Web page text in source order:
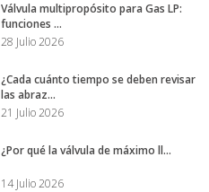
Válvula multipropósito para Gas LP:
funciones ...
28 Julio 2026
¿Cada cuánto tiempo se deben revisar
las abraz...
21 Julio 2026
¿Por qué la válvula de máximo ll...
14 Julio 2026